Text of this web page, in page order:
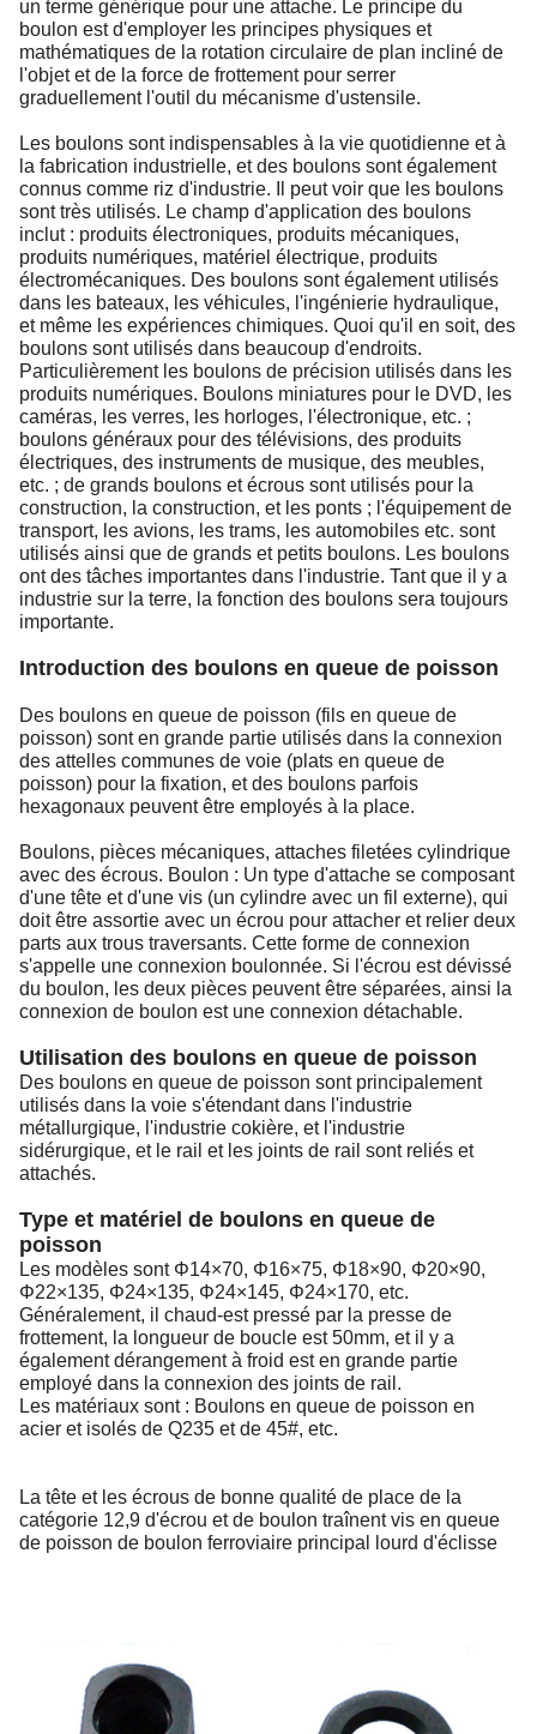
un terme générique pour une attache. Le principe du
boulon est d'employer les principes physiques et
mathématiques de la rotation circulaire de plan incliné de
l'objet et de la force de frottement pour serrer
graduellement l'outil du mécanisme d'ustensile.
Les boulons sont indispensables à la vie quotidienne et à
la fabrication industrielle, et des boulons sont également
connus comme riz d'industrie. Il peut voir que les boulons
sont très utilisés. Le champ d'application des boulons
inclut : produits électroniques, produits mécaniques,
produits numériques, matériel électrique, produits
électromécaniques. Des boulons sont également utilisés
dans les bateaux, les véhicules, l'ingénierie hydraulique,
et même les expériences chimiques. Quoi qu'il en soit, des
boulons sont utilisés dans beaucoup d'endroits.
Particulièrement les boulons de précision utilisés dans les
produits numériques. Boulons miniatures pour le DVD, les
caméras, les verres, les horloges, l'électronique, etc. ;
boulons généraux pour des télévisions, des produits
électriques, des instruments de musique, des meubles,
etc. ; de grands boulons et écrous sont utilisés pour la
construction, la construction, et les ponts ; l'équipement de
transport, les avions, les trams, les automobiles etc. sont
utilisés ainsi que de grands et petits boulons. Les boulons
ont des tâches importantes dans l'industrie. Tant que il y a
industrie sur la terre, la fonction des boulons sera toujours
importante.
Introduction des boulons en queue de poisson
Des boulons en queue de poisson (fils en queue de
poisson) sont en grande partie utilisés dans la connexion
des attelles communes de voie (plats en queue de
poisson) pour la fixation, et des boulons parfois
hexagonaux peuvent être employés à la place.
Boulons, pièces mécaniques, attaches filetées cylindrique
avec des écrous. Boulon : Un type d'attache se composant
d'une tête et d'une vis (un cylindre avec un fil externe), qui
doit être assortie avec un écrou pour attacher et relier deux
parts aux trous traversants. Cette forme de connexion
s'appelle une connexion boulonnée. Si l'écrou est dévissé
du boulon, les deux pièces peuvent être séparées, ainsi la
connexion de boulon est une connexion détachable.
Utilisation des boulons en queue de poisson
Des boulons en queue de poisson sont principalement
utilisés dans la voie s'étendant dans l'industrie
métallurgique, l'industrie cokière, et l'industrie
sidérurgique, et le rail et les joints de rail sont reliés et
attachés.
Type et matériel de boulons en queue de
poisson
Les modèles sont Φ14×70, Φ16×75, Φ18×90, Φ20×90,
Φ22×135, Φ24×135, Φ24×145, Φ24×170, etc.
Généralement, il chaud-est pressé par la presse de
frottement, la longueur de boucle est 50mm, et il y a
également dérangement à froid est en grande partie
employé dans la connexion des joints de rail.
Les matériaux sont : Boulons en queue de poisson en
acier et isolés de Q235 et de 45#, etc.
La tête et les écrous de bonne qualité de place de la
catégorie 12,9 d'écrou et de boulon traînent vis en queue
de poisson de boulon ferroviaire principal lourd d'éclisse